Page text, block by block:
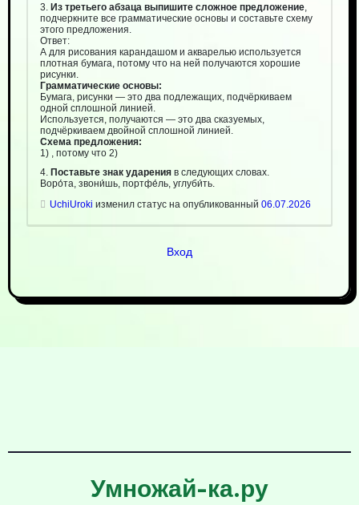
3. Из третьего абзаца выпишите сложное предложение,
подчеркните все грамматические основы и составьте схему
этого предложения.
Ответ:
А для рисования карандашом и акварелью используется
плотная бумага, потому что на ней получаются хорошие
рисунки.
Грамматические основы:
Бумага, рисунки — это два подлежащих, подчёркиваем
одной сплошной линией.
Используется, получаются — это два сказуемых,
подчёркиваем двойной сплошной линией.
Схема предложения:
1) , потому что 2)
4. Поставьте знак ударенияв следующих словах.
Воро́та, звони́шь, портфе́ль, углуби́ть.
UchiUroki изменил статус на опубликованный 06.07.2026
Вход
Умножай-ка.ру